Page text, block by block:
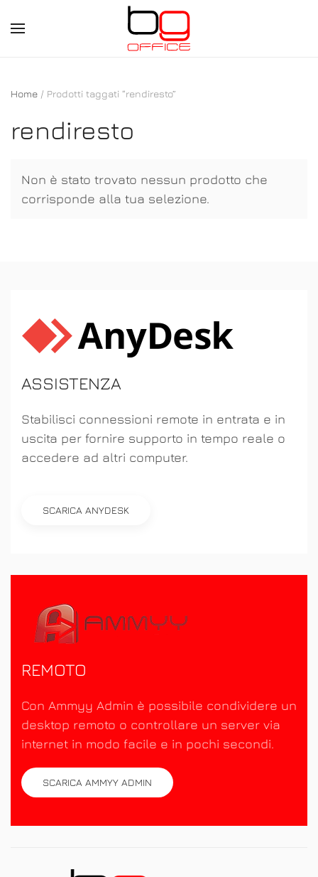
content
Home / Prodotti taggati “rendiresto”
rendiresto
Non è stato trovato nessun prodotto che
corrisponde alla tua selezione.
ASSISTENZA
Stabilisci connessioni remote in entrata e in
uscita per fornire supporto in tempo reale o
accedere ad altri computer.
SCARICA ANYDESK
REMOTO
Con Ammyy Admin è possibile condividere un
desktop remoto o controllare un server via
internet in modo facile e in pochi secondi.
SCARICA AMMYY ADMIN